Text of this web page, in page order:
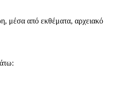
μέσα από εκθέματα, αρχειακό